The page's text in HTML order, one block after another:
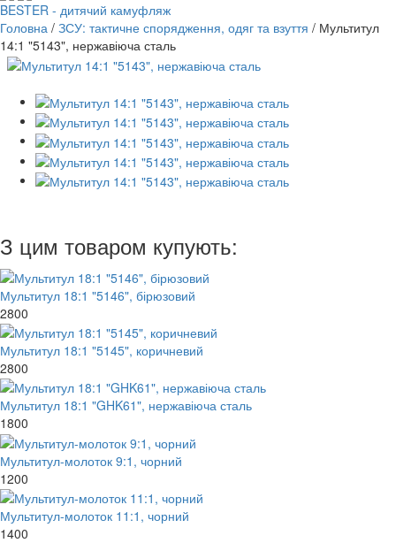
BESTER - дитячий камуфляж
Головна / ЗСУ: тактичне спорядження, одяг та взуття / Мультитул
14:1 "5143", нержавіюча сталь
З цим товаром купують:
Мультитул 18:1 "5146", бірюзовий
2800
Мультитул 18:1 "5145", коричневий
2800
Мультитул 18:1 "GHK61", нержавіюча сталь
1800
Мультитул-молоток 9:1, чорний
1200
Мультитул-молоток 11:1, чорний
1400